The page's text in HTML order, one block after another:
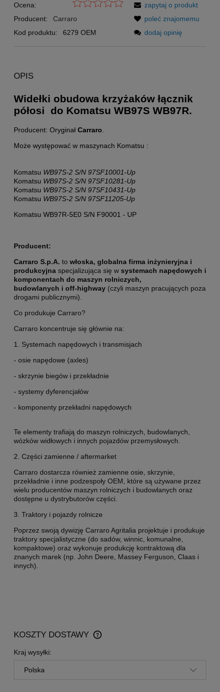
Ocena:
Producent:
Carraro
Kod produktu:
6279 OEM
zapytaj o produkt
poleć znajomemu
dodaj opinię
OPIS
Widełki obudowa krzyżaków łącznik
półosi do Komatsu WB97S WB97R.
Producent: Oryginał Carraro
Może występować w maszynach Komatsu :
Komatsu WB97S-2 S/N 97SF10001-Up
Komatsu WB97S-2 S/N 97SF10281-Up
Komatsu WB97S-2 S/N 97SF10431-Up
Komatsu WB97S-2 S/N 97SF11205-Up
Komatsu WB97R-5E0 S/N F90001 - UP
Producent:
Carraro S.p.A. to włoska, globalna firma inżynieryjna i
produkcyjna specjalizująca się w systemach napędowych i
komponentach do maszyn rolniczych,
budowlanych i off-highway (czyli maszyn pracujących poza
drogami publicznymi).
Co produkuje Carraro?
Carraro koncentruje się głównie na:
1. Systemach napędowych i transmisjach
- osie napędowe (axles)
- skrzynie biegów i przekładnie
- systemy dyferencjałów
- komponenty przekładni napędowych
Te elementy trafiają do maszyn rolniczych, budowlanych,
wózków widłowych i innych pojazdów przemysłowych.
2. Części zamienne / aftermarket
Carraro dostarcza również zamienne osie, skrzynie,
przekładnie i inne podzespoły OEM, które są używane przez
wielu producentów maszyn rolniczych i budowlanych oraz
dostępne u dystrybutorów części.
3. Traktory i pojazdy rolnicze
Poprzez swoją dywizję Carraro Agritalia projektuje i produkuje
traktory specjalistyczne (do sadów, winnic, komunalne,
kompaktowe) oraz wykonuje produkcję kontraktową dla
znanych marek (np. John Deere, Massey Ferguson, Claas i
innych).
KOSZTY DOSTAWY
CENA NIE ZAWIERA EWENTUALNYCH KOSZTÓW
PŁATNOŚCI
Kraj wysyłki: